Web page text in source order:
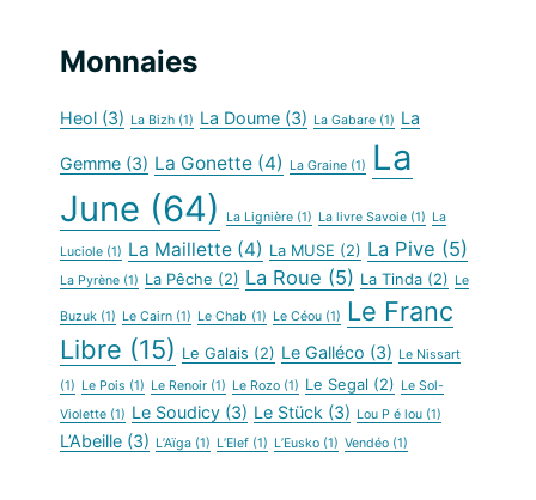
Monnaies
Heol (3) La Bizh (1) La Doume (3) La Gabare (1) La
Gemme (3) La Gonette (4) La Graine (1)
La
June (64) La Lignière (1) La livre Savoie (1) La
Luciole (1) La Maillette (4) La MUSE (2) La Pive (5)
La Pyrène (1) La Pêche (2) La Roue (5) La Tinda (2) Le
Buzuk (1) Le Cairn (1) Le Chab (1) Le Céou (1)
Le Franc
Libre (15) Le Galais (2) Le Galléco (3) Le Nissart
(1) Le Pois (1) Le Renoir (1) Le Rozo (1) Le Segal (2) Le Sol-
Violette (1) Le Soudicy (3) Le Stück (3) Lou P é lou (1)
L’Abeille (3) L’Aïga (1) L’Elef (1) L’Eusko (1) Vendéo (1)